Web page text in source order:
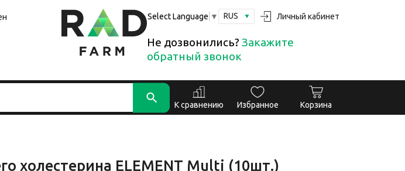
Select Language ▼ RUS Личный кабинет
Не дозвонились? Закажите
обратный звонок
К сравнению
Избранное Корзина
холестерина ELEMENT Multi (10шт.)